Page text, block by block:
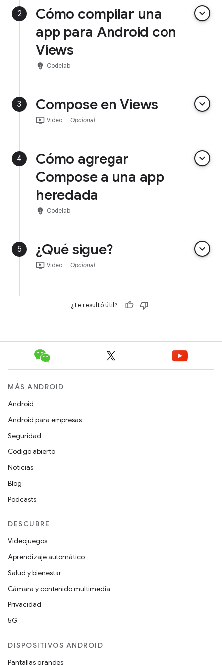
2
Cómo compilar una
app para Android con
Views
keyboard_arrow_down
emoji_objects Codelab
3 Compose en Views keyboard_arrow_down
ondemand_video Video Opcional
4
Cómo agregar
Compose a una app
heredada
keyboard_arrow_down
emoji_objects Codelab
5 ¿Qué sigue? keyboard_arrow_down
ondemand_video Video Opcional
¿Te resultó útil?
MÁS ANDROID
Android
Android para empresas
Seguridad
Código abierto
Noticias
Blog
Podcasts
DESCUBRE
Videojuegos
Aprendizaje automático
Salud y bienestar
Cámara y contenido multimedia
Privacidad
5G
DISPOSITIVOS ANDROID
Pantallas grandes